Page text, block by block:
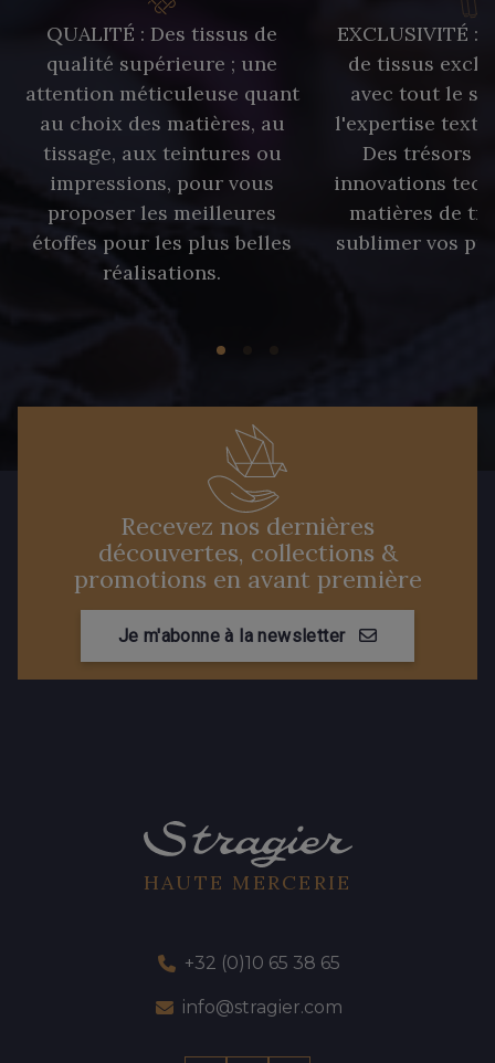
QUALITÉ : Des tissus de
qualité supérieure ; une
attention méticuleuse quant
au choix des matières, au
tissage, aux teintures ou
impressions, pour vous
proposer les meilleures
étoffes pour les plus belles
réalisations.
EXCLUSIVITÉ :
de tissus
avec tout le
l'expertise
Des trésors
innovations
matières de
sublimer vos
Recevez nos dernières
découvertes, collections &
promotions en avant première
Je m'abonne à la newsletter
HAUTE MERCERIE
+32 (0)10 65 38 65
info@stragier.com